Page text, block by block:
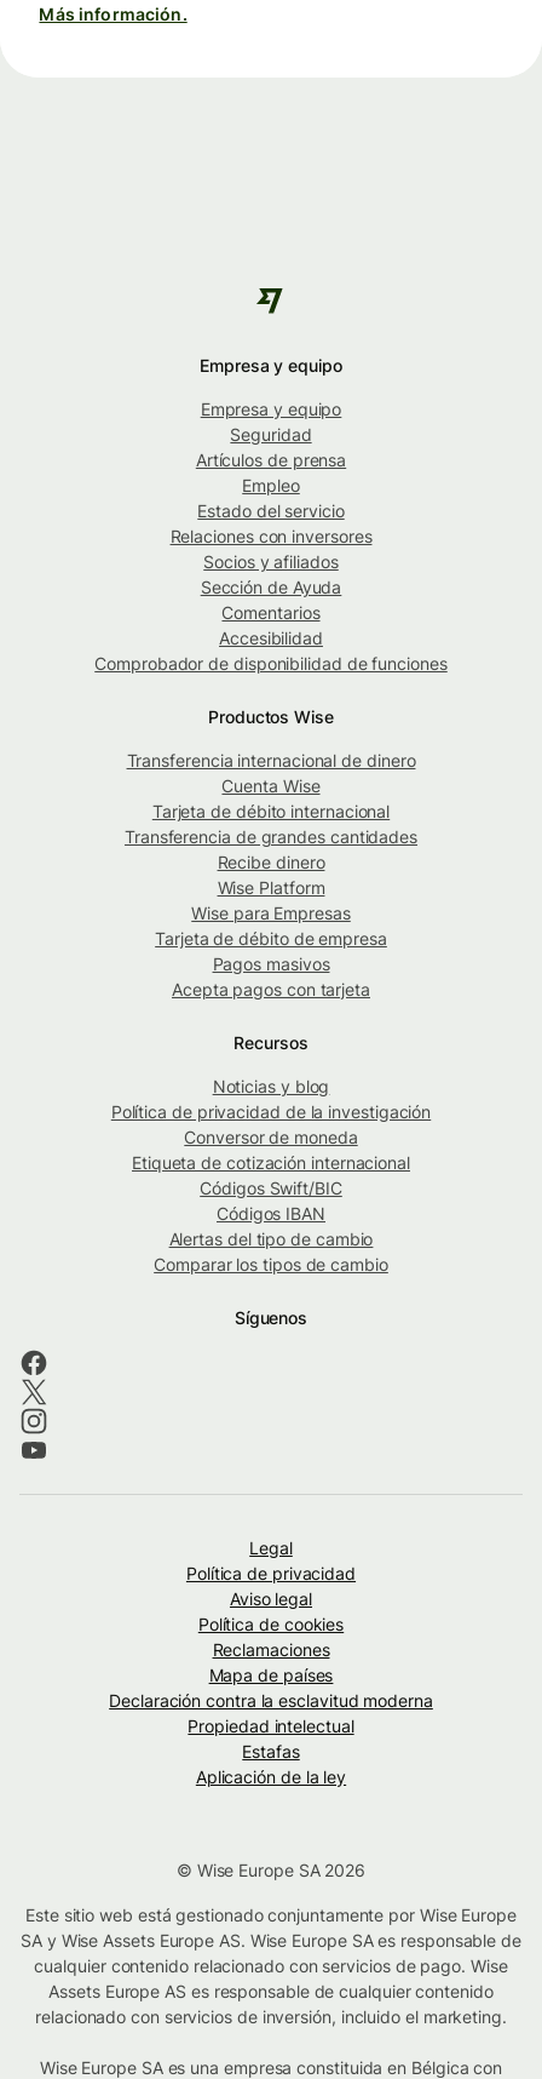
Más información.
Empresa y equipo
Empresa y equipo
Seguridad
Artículos de prensa
Empleo
Estado del servicio
Relaciones con inversores
Socios y afiliados
Sección de Ayuda
Comentarios
Accesibilidad
Comprobador de disponibilidad de funciones
Productos Wise
Transferencia internacional de dinero
Cuenta Wise
Tarjeta de débito internacional
Transferencia de grandes cantidades
Recibe dinero
Wise Platform
Wise para Empresas
Tarjeta de débito de empresa
Pagos masivos
Acepta pagos con tarjeta
Recursos
Noticias y blog
Política de privacidad de la investigación
Conversor de moneda
Etiqueta de cotización internacional
Códigos Swift/BIC
Códigos IBAN
Alertas del tipo de cambio
Comparar los tipos de cambio
Síguenos
Legal
Política de privacidad
Aviso legal
Política de cookies
Reclamaciones
Mapa de países
Declaración contra la esclavitud moderna
Propiedad intelectual
Estafas
Aplicación de la ley
© Wise Europe SA 2026
Este sitio web está gestionado conjuntamente por Wise Europe
SA y Wise Assets Europe AS. Wise Europe SA es responsable de
cualquier contenido relacionado con servicios de pago. Wise
Assets Europe AS es responsable de cualquier contenido
relacionado con servicios de inversión, incluido el marketing.
Wise Europe SA es una empresa constituida en Bélgica con